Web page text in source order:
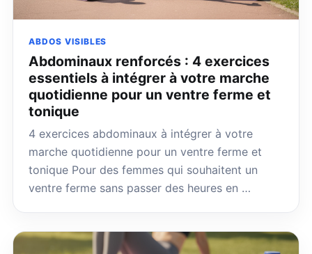
ABDOS VISIBLES
Abdominaux renforcés : 4 exercices
essentiels à intégrer à votre marche
quotidienne pour un ventre ferme et
tonique
4 exercices abdominaux à intégrer à votre
marche quotidienne pour un ventre ferme et
tonique Pour des femmes qui souhaitent un
ventre ferme sans passer des heures en …